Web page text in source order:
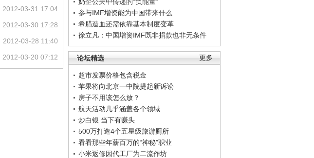
参与IMF增资能为中国带来什么
希腊造血还需依靠基本制度变革
徐立凡：中国增资IMF既非捐款也非无条件
更多
论坛精选
超市发票价格包含税金
苹果将向北京一中院提起新诉讼
房子不用该怎么放？
航天活动几乎涵盖各个领域
炒白银 当下有赚头
500万打造4个五星级旅游厕所
看看那些年薪百万的“神秘”职业
小米返修因代工厂为二流作坊
2012-03-31 17:04
2012-03-30 17:28
2012-03-28 11:40
2012-03-20 07:12